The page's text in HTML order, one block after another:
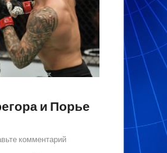
и Порье
комментарий